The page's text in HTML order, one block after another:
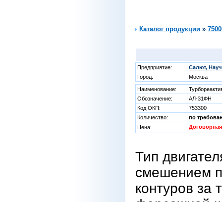
Каталог продукции »
Предприятие:
Салют,
Город:
Москва
Наименование:
Обозначение:
АЛ-31ФН
Код ОКП:
753300
Количество:
по
Цена:
Договорная
Тип
смешением
контуров за